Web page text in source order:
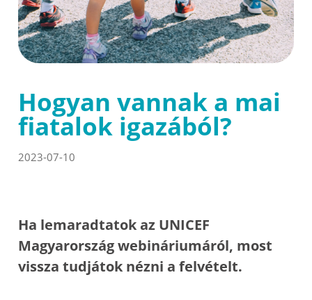
Hogyan vannak a mai
fiatalok igazából?
2023-07-10
Ha lemaradtatok az UNICEF
Magyarország webináriumáról, most
vissza tudjátok nézni a felvételt.